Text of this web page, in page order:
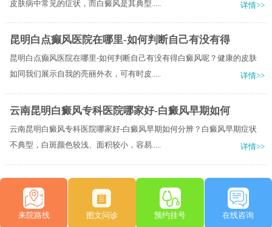
皮肤病中常见的症状，而白癜风是其典型.....
详情>>
昆明白点癫风医院在哪里-如何判断自己有没有得
昆明白点癫风医院在哪里-如何判断自己有没有得白癜风呢？健康的皮肤
如同我们展示自我的亮丽外衣，可有时皮.....
详情>>
云南昆明白癜风专科医院哪家好-白癜风早期如何
云南昆明白癜风专科医院哪家好-白癜风早期如何分辨？白癜风早期症状
不典型，白斑颜色较浅、面积较小，容易.....
详情>>
来院路线 图文问诊 预约挂号 在线咨询